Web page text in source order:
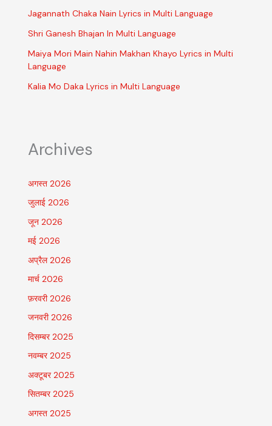
Jagannath Chaka Nain Lyrics in Multi Language
Shri Ganesh Bhajan In Multi Language
Maiya Mori Main Nahin Makhan Khayo Lyrics in Multi
Language
Kalia Mo Daka Lyrics in Multi Language
Archives
अगस्त 2026
जुलाई 2026
जून 2026
मई 2026
अप्रैल 2026
मार्च 2026
फ़रवरी 2026
जनवरी 2026
दिसम्बर 2025
नवम्बर 2025
अक्टूबर 2025
सितम्बर 2025
अगस्त 2025